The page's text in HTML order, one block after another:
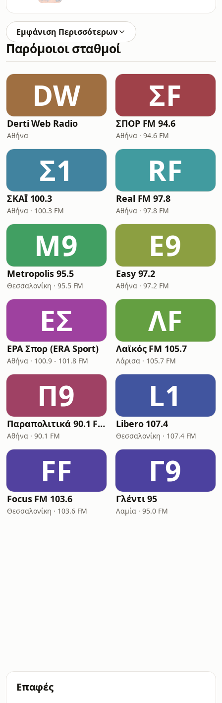
Εμφάνιση Περισσότερων
Παρόμοιοι σταθμοί
DW
Derti Web Radio
Αθήνα
ΣF
ΣΠΟΡ FM 94.6
Αθήνα · 94.6 FM
Σ1
ΣΚΑΪ 100.3
Αθήνα · 100.3 FM
RF
Real FM 97.8
Αθήνα · 97.8 FM
M9
Metropolis 95.5
Θεσσαλονίκη · 95.5 FM
E9
Easy 97.2
Αθήνα · 97.2 FM
ΕΣ
ΕΡΑ Σπορ (ERA Sport)
Αθήνα · 100.9 - 101.8 FM
ΛF
Λαϊκός FM 105.7
Λάρισα · 105.7 FM
Π9
Παραπολιτικά 90.1 FM
Αθήνα · 90.1 FM
L1
Libero 107.4
Θεσσαλονίκη · 107.4 FM
FF
Focus FM 103.6
Θεσσαλονίκη · 103.6 FM
Γ9
Γλέντι 95
Λαμία · 95.0 FM
Επαφές